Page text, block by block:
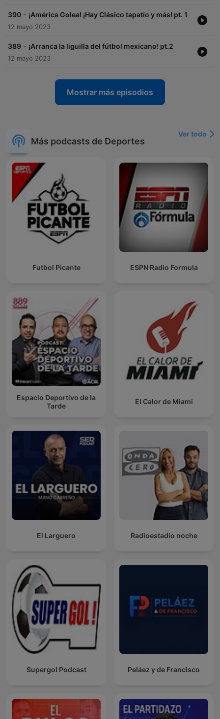
390 - ¡América Golea! ¡Hay Clásico tapatío y más! pt. 1
12 mayo 2023
389 - ¡Arranca la liguilla del fútbol mexicano! pt.2
12 mayo 2023
Mostrar más episodios
Más podcasts de Deportes
Ver todo
Futbol Picante ESPN Radio Formula
Espacio Deportivo de la
Tarde
El Calor de Miami
El Larguero Radioestadio noche
Supergol Podcast Peláez y de Francisco